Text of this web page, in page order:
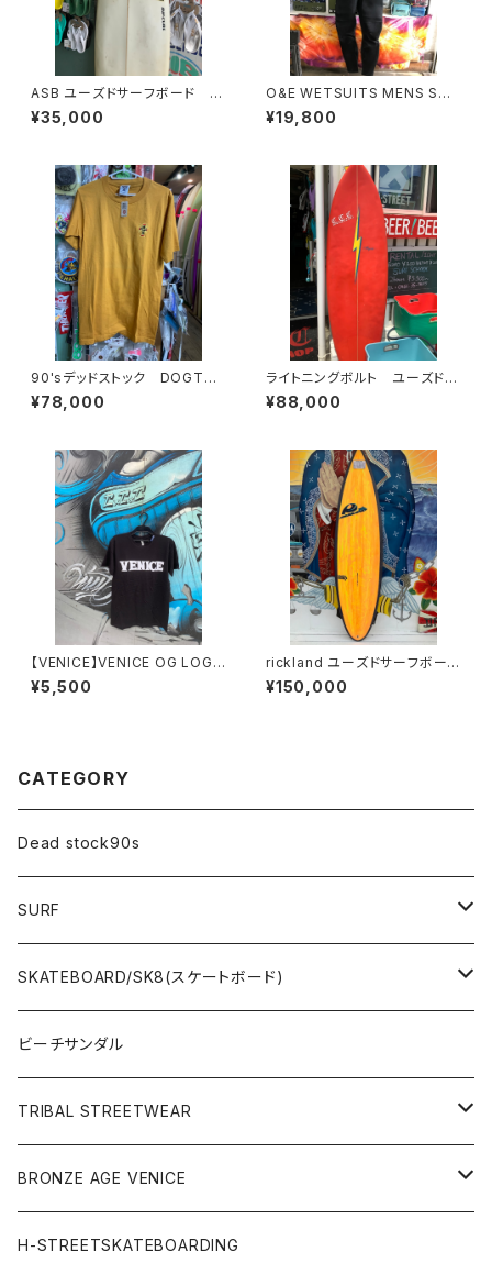
ASB ユーズドサーフボード 中
古 ショートボード
¥35,000
O&E WETSUITS MENS STE
AMER 3/2mmジャージフルス
ーツ ｜メンズ
¥19,800
90'sデッドストック DOGTO
WN
¥78,000
ライトニングボルト ユーズドサ
ーフボード
¥88,000
【VENICE】VENICE OG LOGO
T-Shirts
¥5,500
rickland ユーズドサーフボー
ド 新中古 展示品
¥150,000
CATEGORY
Dead stock90s
SURF
WetSuits(ウェットスーツ )
Surf Board(サーフボード )
OTHERS(サーフ小物)
WEAR(サーフブランド衣類)
Rhythm(サーフアパレル)
SKATEBOARD/SK8(スケートボード)
CLOTHING(アパレル)
DECK(デッキ)
COMPLETE（完成品）
STREET
TRUCK(トラック)
ビーチサンダル
TRIBAL STREETWEAR
小物類
SALE
BRONZE AGE VENICE
made in JAPAN
H-STREETSKATEBOARDING